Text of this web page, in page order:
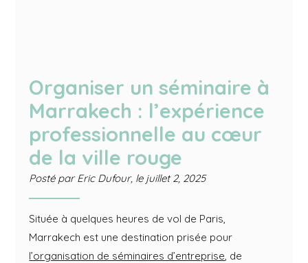
Organiser un séminaire à
Marrakech : l’expérience
professionnelle au cœur
de la ville rouge
Posté parEric Dufour, le juillet 2, 2025
Située à quelques heures de vol de Paris,
Marrakech est une destination prisée pour
l’organisation de séminaires d’entreprise, de